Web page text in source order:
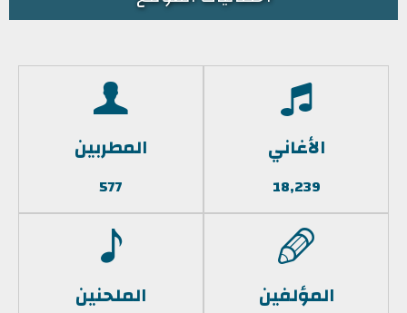
الأغاني
18,239
المطربين
577
المؤلفين الملحنين